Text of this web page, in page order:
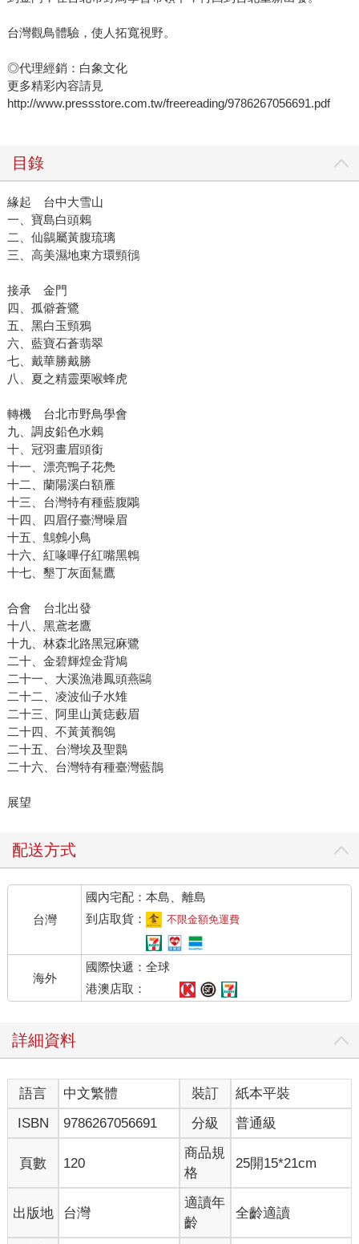
台灣觀鳥體驗，使人拓寬視野。
◎代理經銷：白象文化
更多精彩內容請見
http://www.pressstore.com.tw/freereading/9786267056691.pdf
目錄
緣起 台中大雪山
一、寶島白頭鶇
二、仙鶲屬黃腹琉璃
三、高美濕地東方環頸鴴
接承 金門
四、孤僻蒼鷺
五、黑白玉頸鴉
六、藍寶石蒼翡翠
七、戴華勝戴勝
八、夏之精靈栗喉蜂虎
轉機 台北市野鳥學會
九、調皮鉛色水鶇
十、冠羽畫眉頭銜
十一、漂亮鴨子花鳧
十二、蘭陽溪白額雁
十三、台灣特有種藍腹鷴
十四、四眉仔臺灣噪眉
十五、鷦鷯小鳥
十六、紅喙嗶仔紅嘴黑鵯
十七、墾丁灰面鵟鷹
合會 台北出發
十八、黑鳶老鷹
十九、林森北路黑冠麻鷺
二十、金碧輝煌金背鳩
二十一、大溪漁港鳳頭燕鷗
二十二、凌波仙子水雉
二十三、阿里山黃痣藪眉
二十四、不黃黃鶺鴒
二十五、台灣埃及聖䴉
二十六、台灣特有種臺灣藍鵲
展望
配送方式
台灣
國內宅配：本島、離島
到店取貨：
不限金額免運費
海外
國際快遞：全球
港澳店取：
詳細資料
語言 中文繁體 裝訂
紙本平裝
ISBN
9786267056691 分級 普通級
頁數 120
商品規
格
25開15*21cm
出版地 台灣
適讀年
齡
全齡適讀